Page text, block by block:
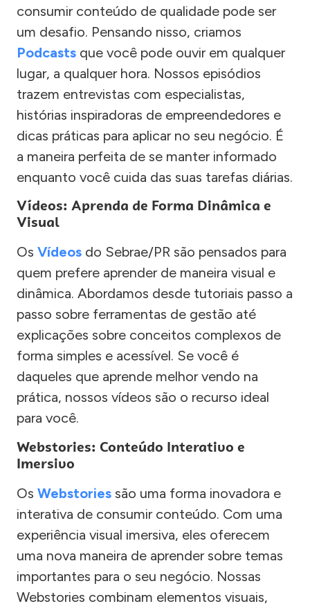
consumir conteúdo de qualidade pode ser
um desafio. Pensando nisso, criamos
Podcasts que você pode ouvir em qualquer
lugar, a qualquer hora. Nossos episódios
trazem entrevistas com especialistas,
histórias inspiradoras de empreendedores e
dicas práticas para aplicar no seu negócio. É
a maneira perfeita de se manter informado
enquanto você cuida das suas tarefas diárias.
Vídeos: Aprenda de Forma Dinâmica e
Visual
Os Vídeos do Sebrae/PR são pensados para
quem prefere aprender de maneira visual e
dinâmica. Abordamos desde tutoriais passo a
passo sobre ferramentas de gestão até
explicações sobre conceitos complexos de
forma simples e acessível. Se você é
daqueles que aprende melhor vendo na
prática, nossos vídeos são o recurso ideal
para você.
Webstories: Conteúdo Interativo e
Imersivo
Os Webstories são uma forma inovadora e
interativa de consumir conteúdo. Com uma
experiência visual imersiva, eles oferecem
uma nova maneira de aprender sobre temas
importantes para o seu negócio. Nossas
Webstories combinam elementos visuais,